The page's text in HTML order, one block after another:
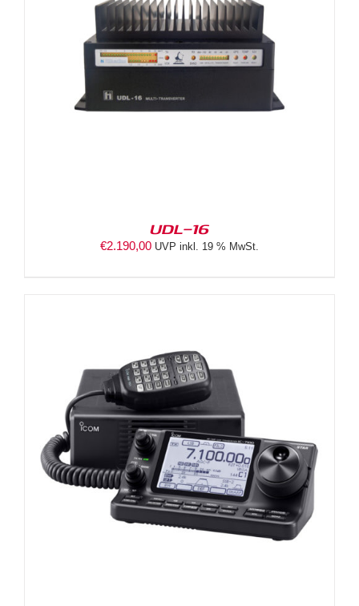
UDL-16
€2.190,00 UVP inkl. 19 % MwSt.